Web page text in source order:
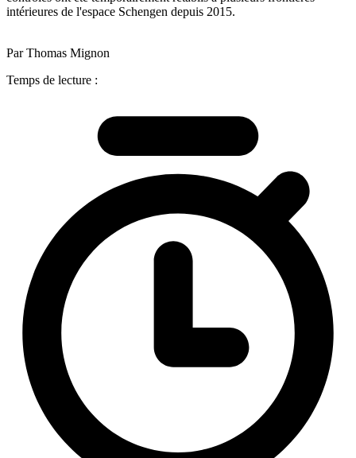
intérieures de l'espace Schengen depuis 2015.
Par Thomas Mignon
Temps de lecture :